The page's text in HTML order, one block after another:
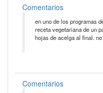
Comentarios
en uno de los programas
receta vegetariana de un
hojas de acelga al final.
Comentarios